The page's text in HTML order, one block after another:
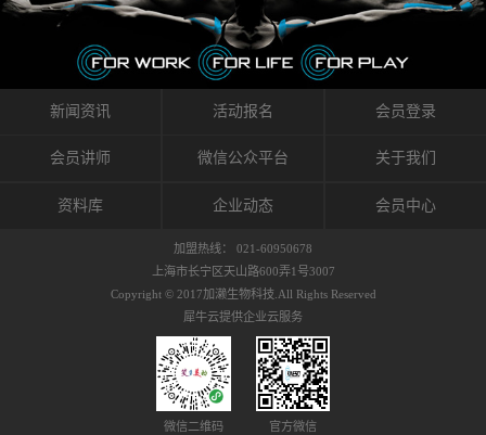
么原因引起的过敏瘙痒呢？我整理了以下内容
仅供大家参考，希望能给予大家帮助。首先我
们分析解剖下过敏的原因，然后简说一下
KINESIO贴布贴扎后预防应对。我把导致过敏的
原因，简单分为外因和内因。外因1，贴布贴布
括：1）面料的伸展率、回缩率、纤维的刺激
能会给皮肤带来过度的刺激，从而引起过敏瘙
对身体没有伤害（副作用等）的环境来减轻症
状。 但是，由于营养、精神、运动的平衡被破
坏，各种细胞就会发生病态变化。 在一定的状
态下，细胞因子会自动捕捉异常，并在细胞之
间传递适当的修复信息。可以收集各自所需的
因子级联；细胞因子的连锁反应）。 如果这种
者甚至提供不需要的物质。 因此，身体所需的
自然愈合能力不仅不能发挥作用，反而会造成
恶化的环境。Kinesio肌内效贴的作用，就是解
决这些问题。 KinesioTaping ® （Kinesio贴扎
疗法）的概念是空（空间），动（流动），冷
（抑制热的上升），为了实现这些，贴布的质
作出来。 特别地，Kinesio Medical
Tappling®（Kinesio医疗贴扎）通过从皮肤表面
长时间给予适...
种可以改变肌肉、筋膜和间质液之间自然流动
关系的方法。 间质液间质被称为人体的新器
官。研究人员认为，整个身体的网络是由坚韧
且柔软的蛋白质结构所支撑的相互连接的充满
流体的空间构成的。如果作为脏器，这是人体
最大的脏器，约占体重的20%（相比之下，皮
内流通，有助于细胞的再生和恢复。“1”“雪花”
周围进行轻柔的刺激，改善受影响的关节和肌
到辅助修复损伤组织的作用。对组织的营养供
膜，韧带和关节周围皮下组织的关节囊。 流
体力学理论加濑博士-Kinesio肌内效贴布的发明
人流体力学理论是以对日常生活产生反复影响
的纤细筋膜的性质为焦点。 筋膜容易受到外部
新闻资讯 活动报名 会员登录
会员讲师 微信公众平台 关于我们
资料库 企业动态 会员中心
加盟热线： 021-60950678
上海市长宁区天山路600弄1号3007
Copyright © 2017加濑生物科技.All Rights Reserved
犀牛云提供企业云服务
微信二维码 官方微信